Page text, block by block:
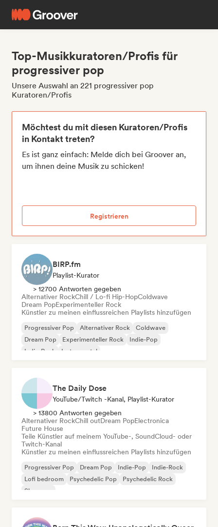
Top-Musikkuratoren/Profis für
progressiver pop
Unsere Auswahl an 221 progressiver pop
Kuratoren/Profis
Möchtest du mit diesen Kuratoren/Profis
in Kontakt treten?
Es ist ganz einfach: Melde dich bei Groover an,
um ihnen deine Musik zu schicken!
Registrieren
BIRP.fm
Playlist-Kurator
> 12700 Antworten gegeben
Alternativer RockChill / Lo-fi Hip-HopColdwave
Dream PopExperimenteller Rock
Künstler zu meinen einflussreichen Playlists hinzufügen
Progressiver Pop Alternativer Rock
Coldwave
Dream Pop
Experimenteller Rock
Indie-Pop
Indie-Rock
Instrumental
The Daily Dose
YouTube/Twitch -Kanal, Playlist-Kurator
> 13800 Antworten gegeben
Alternativer RockChill outDream PopElectronica
Future House
Teile Künstler auf meinem YouTube-, SoundCloud- oder
Twitch-Kanal
Künstler zu meinen einflussreichen Playlists hinzufügen
Progressiver Pop Dream Pop Indie-Pop
Indie-Rock
Lofi bedroom
Psychedelic Pop
Psychedelic Rock
Shoegaze